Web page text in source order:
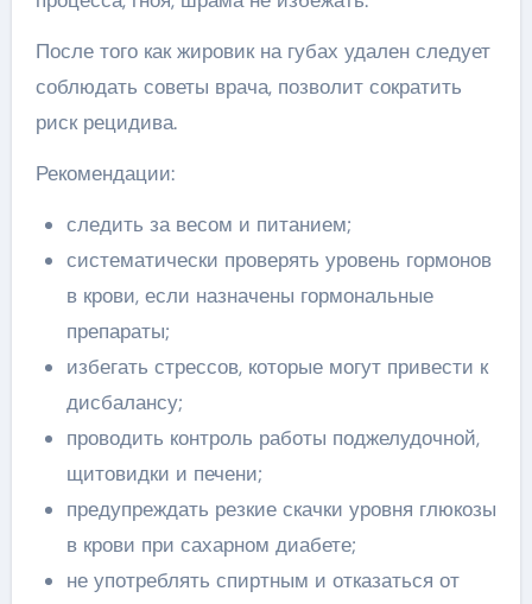
После того как жировик на губах удален следует
соблюдать советы врача, позволит сократить
риск рецидива.
Рекомендации:
следить за весом и питанием;
систематически проверять уровень гормонов
в крови, если назначены гормональные
препараты;
избегать стрессов, которые могут привести к
дисбалансу;
проводить контроль работы поджелудочной,
щитовидки и печени;
предупреждать резкие скачки уровня глюкозы
в крови при сахарном диабете;
не употреблять спиртным и отказаться от